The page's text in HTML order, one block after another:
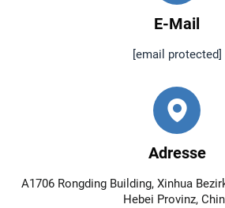
E-Mail
[email protected]
Adresse
A1706 Rongding Building, Xinhua
Hebei Provinz,